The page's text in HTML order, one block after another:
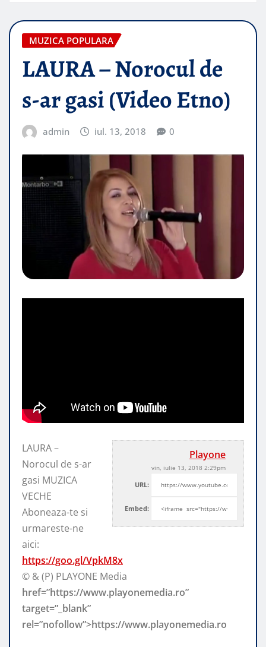
MUZICA POPULARA
LAURA – Norocul de
s-ar gasi (Video Etno)
admin iul. 13, 2018 0
Playone
vin, iulie 13, 2018 2:29pm
URL:
Embed:
LAURA –
Norocul de s-ar
gasi MUZICA
VECHE
Aboneaza-te si
urmareste-ne
aici:
https://goo.gl/VpkM8x
© & (P) PLAYONE Media
href=”https://www.playonemedia.ro”
target=”_blank”
rel=”nofollow”>https://www.playonemedia.ro